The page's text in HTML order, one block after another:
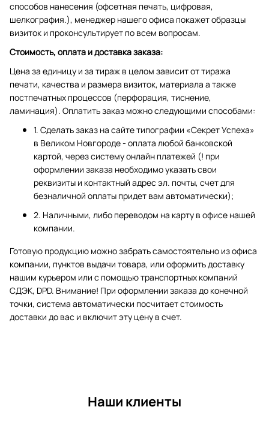
способов нанесения (офсетная печать, цифровая,
шелкография.), менеджер нашего офиса покажет образцы
визиток и проконсультирует по всем вопросам.
Стоимость, оплата и доставка заказа:
Цена за единицу и за тираж в целом зависит от тиража
печати, качества и размера визиток, материала а также
постпечатных процессов (перфорация, тиснение,
ламинация). Оплатить заказ можно следующими способами:
1. Сделать заказ на сайте типографии «Секрет Успеха»
в Великом Новгороде - оплата любой банковской
картой, через систему онлайн платежей (! при
оформлении заказа необходимо указать свои
реквизиты и контактный адрес эл. почты, счет для
безналичной оплаты придет вам автоматически);
2. Наличными, либо переводом на карту в офисе нашей
компании.
Готовую продукцию можно забрать самостоятельно из офиса
компании, пунктов выдачи товара, или оформить доставку
нашим курьером или с помощью транспортных компаний
СДЭК, DPD. Внимание! При оформлении заказа до конечной
точки, система автоматически посчитает стоимость
доставки до вас и включит эту цену в счет.
Наши клиенты